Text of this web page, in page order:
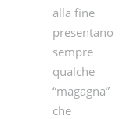
alla fine
presentano
sempre
qualche
“magagna”
che